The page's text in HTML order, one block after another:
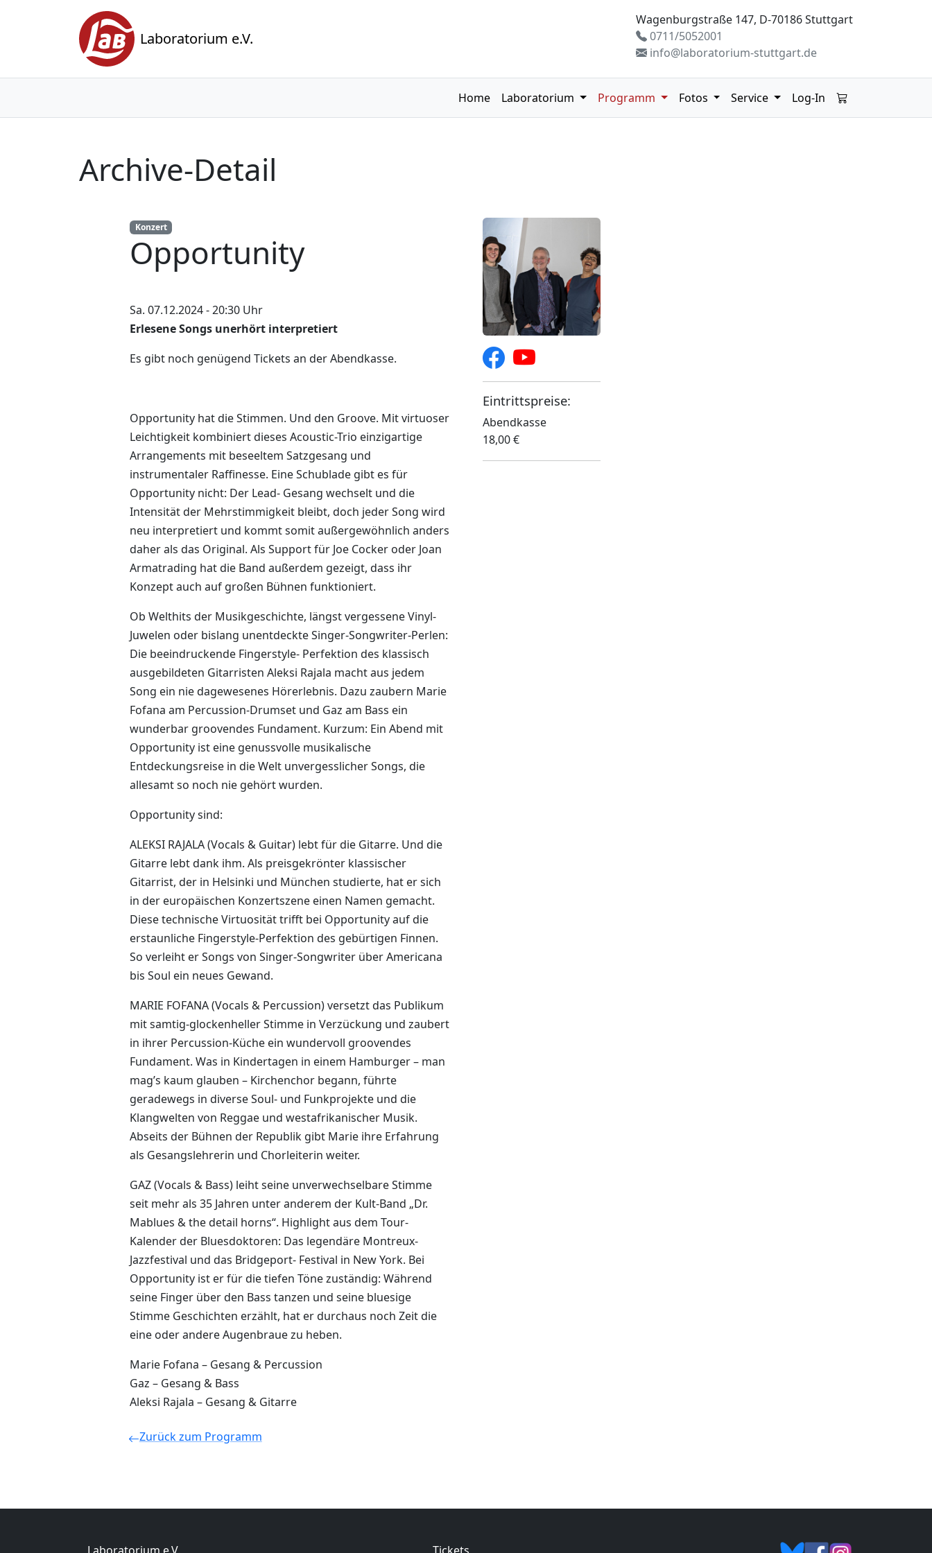
Laboratorium e.V.
Wagenburgstraße 147, D-70186 Stuttgart
0711/5052001
info@laboratorium-stuttgart.de
Home Laboratorium Programm Fotos Service Log-In
Archive-Detail
Konzert
Opportunity
Sa. 07.12.2024 - 20:30 Uhr
Erlesene Songs unerhört interpretiert
Es gibt noch genügend Tickets an der Abendkasse.
Opportunity hat die Stimmen. Und den Groove. Mit virtuoser
Leichtigkeit kombiniert dieses Acoustic-Trio einzigartige
Arrangements mit beseeltem Satzgesang und
instrumentaler Raffinesse. Eine Schublade gibt es für
Opportunity nicht: Der Lead- Gesang wechselt und die
Intensität der Mehrstimmigkeit bleibt, doch jeder Song wird
neu interpretiert und kommt somit außergewöhnlich anders
daher als das Original. Als Support für Joe Cocker oder Joan
Armatrading hat die Band außerdem gezeigt, dass ihr
Konzept auch auf großen Bühnen funktioniert.
Ob Welthits der Musikgeschichte, längst vergessene Vinyl-
Juwelen oder bislang unentdeckte Singer-Songwriter-Perlen:
Die beeindruckende Fingerstyle- Perfektion des klassisch
ausgebildeten Gitarristen Aleksi Rajala macht aus jedem
Song ein nie dagewesenes Hörerlebnis. Dazu zaubern Marie
Fofana am Percussion-Drumset und Gaz am Bass ein
wunderbar groovendes Fundament. Kurzum: Ein Abend mit
Opportunity ist eine genussvolle musikalische
Entdeckungsreise in die Welt unvergesslicher Songs, die
allesamt so noch nie gehört wurden.
Opportunity sind:
ALEKSI RAJALA (Vocals & Guitar) lebt für die Gitarre. Und die
Gitarre lebt dank ihm. Als preisgekrönter klassischer
Gitarrist, der in Helsinki und München studierte, hat er sich
in der europäischen Konzertszene einen Namen gemacht.
Diese technische Virtuosität trifft bei Opportunity auf die
erstaunliche Fingerstyle-Perfektion des gebürtigen Finnen.
So verleiht er Songs von Singer-Songwriter über Americana
bis Soul ein neues Gewand.
MARIE FOFANA (Vocals & Percussion) versetzt das Publikum
mit samtig-glockenheller Stimme in Verzückung und zaubert
in ihrer Percussion-Küche ein wundervoll groovendes
Fundament. Was in Kindertagen in einem Hamburger – man
mag’s kaum glauben – Kirchenchor begann, führte
geradewegs in diverse Soul- und Funkprojekte und die
Klangwelten von Reggae und westafrikanischer Musik.
Abseits der Bühnen der Republik gibt Marie ihre Erfahrung
als Gesangslehrerin und Chorleiterin weiter.
GAZ (Vocals & Bass) leiht seine unverwechselbare Stimme
seit mehr als 35 Jahren unter anderem der Kult-Band „Dr.
Mablues & the detail horns“. Highlight aus dem Tour-
Kalender der Bluesdoktoren: Das legendäre Montreux-
Jazzfestival und das Bridgeport- Festival in New York. Bei
Opportunity ist er für die tiefen Töne zuständig: Während
seine Finger über den Bass tanzen und seine bluesige
Stimme Geschichten erzählt, hat er durchaus noch Zeit die
eine oder andere Augenbraue zu heben.
Marie Fofana – Gesang & Percussion
Gaz – Gesang & Bass
Aleksi Rajala – Gesang & Gitarre
Eintrittspreise:
Abendkasse
18,00 €
Zurück zum Programm